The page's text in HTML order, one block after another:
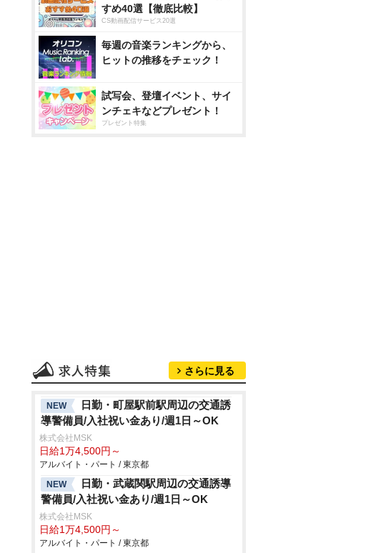
すめ40選【徹底比較】
CS動画配信サービス20選
毎週の音楽ランキングから、
ヒットの推移をチェック！
試写会、登壇イベント、サイ
ンチェキなどプレゼント！
プレゼント特集
さらに見る
NEW
日勤・町屋駅前駅周辺の交通誘
導警備員/入社祝い金あり/週1日～OK
株式会社MSK
日給1万4,500円～
アルバイト・パート / 東京都
NEW
日勤・武蔵関駅周辺の交通誘導
警備員/入社祝い金あり/週1日～OK
株式会社MSK
日給1万4,500円～
アルバイト・パート / 東京都